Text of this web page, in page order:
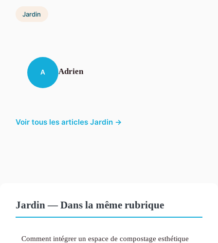
Jardin
A Adrien
Voir tous les articles Jardin →
Jardin — Dans la même rubrique
Comment intégrer un espace de compostage esthétique